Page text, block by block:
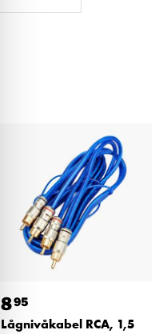
895
Lågnivåkabel RCA, 1,5